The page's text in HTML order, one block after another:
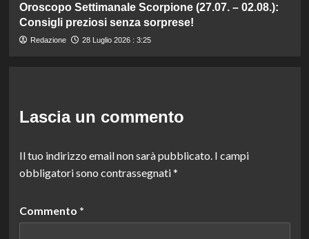
Oroscopo Settimanale Scorpione (27.07. – 02.08.):
Consigli preziosi senza sorprese!
Redazione 28 Luglio 2026 : 3:25
Lascia un commento
Il tuo indirizzo email non sarà pubblicato. I campi
obbligatori sono contrassegnati*
Commento *